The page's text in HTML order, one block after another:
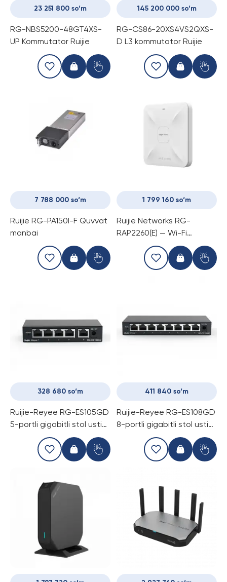
23 251 800 so‘m
RG-NBS5200-48GT4XS-
UP Kommutator Ruijie
145 200 000 so‘m
RG-CS86-20XS4VS2QXS-
D L3 kommutator Ruijie
7 788 000 so‘m
Ruijie RG-PA150I-F Quvvat
manbai
1 799 160 so‘m
Ruijie Networks RG-
RAP2260(E) — Wi-Fi
328 680 so‘m
Ruijie-Reyee RG-ES105GD
5-portli gigabitli stol usti
kommutatori
411 840 so‘m
Ruijie-Reyee RG-ES108GD
8-portli gigabitli stol usti
kommutatori